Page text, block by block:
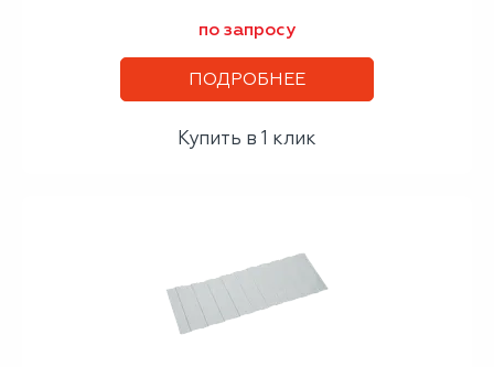
по запросу
ПОДРОБНЕЕ
Купить в 1 клик